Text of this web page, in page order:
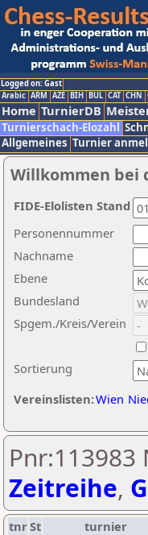
Logged on: Gast
Arabic ARM AZE BIH BUL CAT CHN
Home TurnierDB
Turnierschach-Elozahl
Allgemeines Turnier
Willkommen bei
Nachname
Ebene
Sortierung
Personennummer
Bundesland
Spgem./Kreis/Verein
Vereinslisten:Wien
FIDE-Elolisten Stand
Zeitreihe,
tnrSt turnier